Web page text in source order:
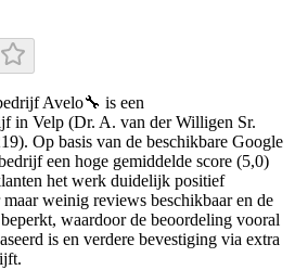
Avelo🔧 is een
in Velp (Dr. A. van der Willigen Sr.
Op basis van de beschikbare Google
een hoge gemiddelde score (5,0)
het werk duidelijk positief
weinig reviews beschikbaar en de
waardoor de beoordeling vooral
is en verdere bevestiging via extra